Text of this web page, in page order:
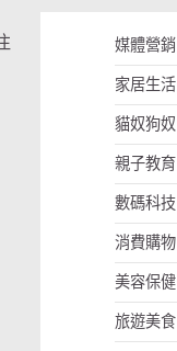
媒體營銷
家居生活
貓奴狗奴
親子教育
數碼科技
消費購物
美容保健
旅遊美食